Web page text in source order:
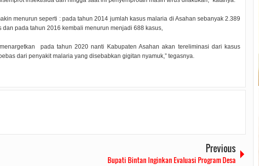
menurun seperti : pada tahun 2014 jumlah kasus malaria di Asahan sebanyak 2.389
pada tahun 2016 kembali menurun menjadi 688 kasus,
pada tahun 2020 nanti Kabupaten Asahan akan tereliminasi dari kasus
dari penyakit malaria yang disebabkan gigitan nyamuk,” tegasnya.
Previous
Bupati Bintan Inginkan Evaluasi Program Desa